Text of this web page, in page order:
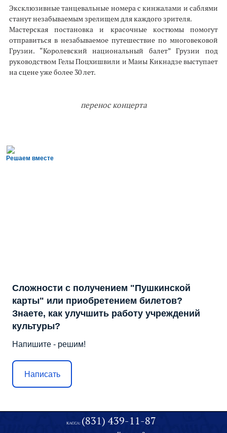
Эксклюзивные танцевальные номера с кинжалами и саблями
станут незабываемым зрелищем для каждого зрителя.
Мастерская постановка и красочные костюмы помогут
отправиться в незабываемое путешествие по многовековой
Грузии. “Королевский национальный балет” Грузии под
руководством Гелы Поцхишвили и Маиы Кикнадзе выступает
на сцене уже более 30 лет.
перенос концерта
Решаем вместе
Сложности с получением "Пушкинской
карты" или приобретением билетов?
Знаете, как улучшить работу учреждений
культуры?
Напишите - решим!
Написать
КАССА: (831) 439-11-87